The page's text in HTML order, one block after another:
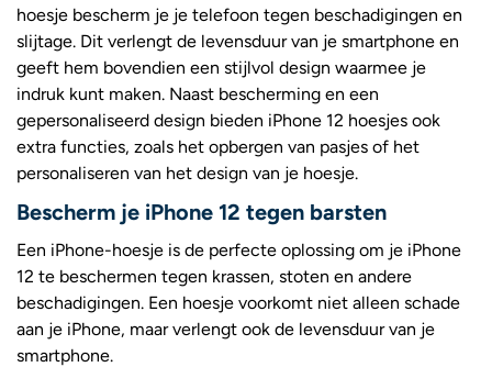
hoesje bescherm je je telefoon tegen beschadigingen en
slijtage. Dit verlengt de levensduur van je smartphone en
geeft hem bovendien een stijlvol design waarmee je
indruk kunt maken. Naast bescherming en een
gepersonaliseerd design bieden iPhone 12 hoesjes ook
extra functies, zoals het opbergen van pasjes of het
personaliseren van het design van je hoesje.
Bescherm je iPhone 12 tegen barsten
Een iPhone-hoesje is de perfecte oplossing om je iPhone
12 te beschermen tegen krassen, stoten en andere
beschadigingen. Een hoesje voorkomt niet alleen schade
aan je iPhone, maar verlengt ook de levensduur van je
smartphone.